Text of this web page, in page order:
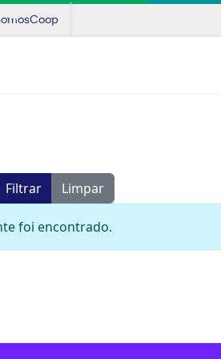
Filtrar Limpar
foi encontrado.